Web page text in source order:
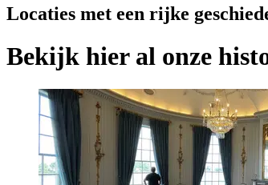
Locaties met een rijke
Bekijk hier al onze